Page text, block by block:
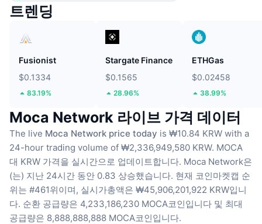
트렌딩
Fusionist
$0.1334
83.19%
Stargate Finance
$0.1565
28.96%
ETHGas
$0.02458
38.99%
Moca Network 라이브 가격 데이터
The live Moca Network price today is ₩10.84 KRW with a
24-hour trading volume of ₩2,336,949,580 KRW. MOCA
대 KRW 가격을 실시간으로 업데이트합니다. Moca Network은
(는) 지난 24시간 동안 0.83 상승했습니다. 현재 코인마켓캡 순
위는 #461위이며, 실시가총액은 ₩45,906,201,922 KRW입니
다. 순환 공급량은 4,233,186,230 MOCA코인입니다 및 최대
공급량은 8,888,888,888 MOCA코인입니다.